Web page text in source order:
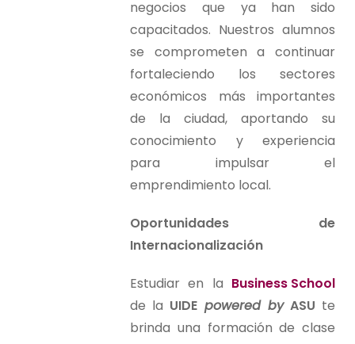
negocios que ya han sido
capacitados. Nuestros alumnos
se comprometen a continuar
fortaleciendo los sectores
económicos más importantes
de la ciudad, aportando su
conocimiento y experiencia
para impulsar el
emprendimiento local.
Oportunidades de
Internacionalización
Estudiar en la Business School
de la UIDE powered byASU te
brinda una formación de clase